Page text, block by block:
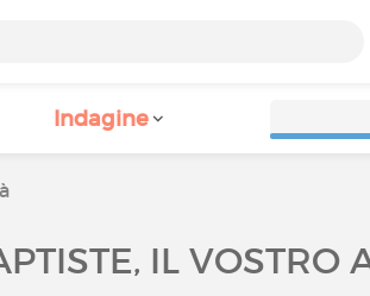
Indagine
IL